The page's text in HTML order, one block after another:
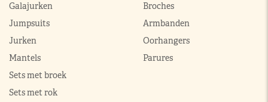
Galajurken
Jumpsuits
Jurken
Mantels
Sets met broek
Sets met rok
Broches
Armbanden
Oorhangers
Parures